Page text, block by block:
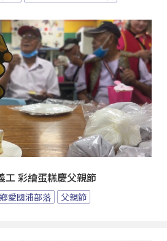
工 彩繪蛋糕慶父親節
愛國浦部落 父親節